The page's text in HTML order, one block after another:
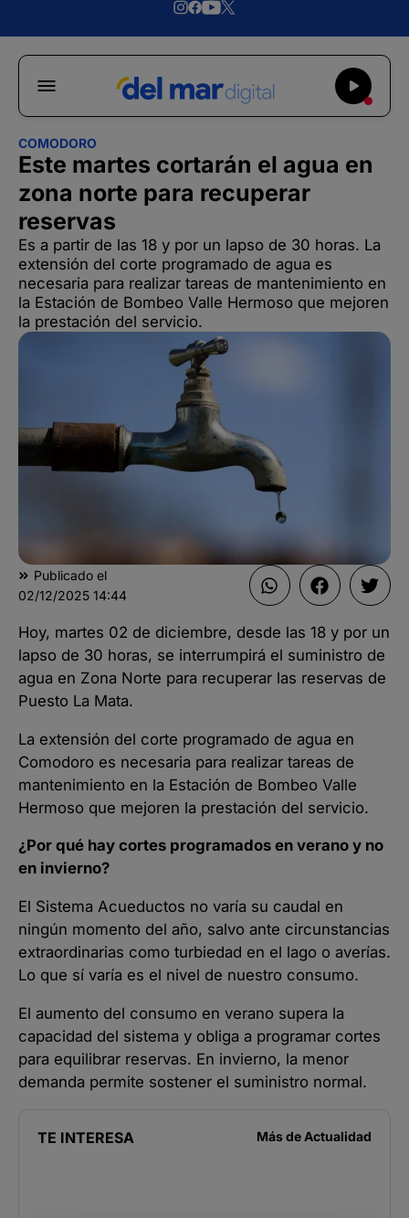
COMODORO
Este martes cortarán el agua en
zona norte para recuperar
reservas
Es a partir de las 18 y por un lapso de 30 horas. La
extensión del corte programado de agua es
necesaria para realizar tareas de mantenimiento en
la Estación de Bombeo Valle Hermoso que mejoren
la prestación del servicio.
Publicado el
02/12/2025 14:44
Hoy, martes 02 de diciembre, desde las 18 y por un
lapso de 30 horas, se interrumpirá el suministro de
agua en Zona Norte para recuperar las reservas de
Puesto La Mata.
La extensión del corte programado de agua en
Comodoro es necesaria para realizar tareas de
mantenimiento en la Estación de Bombeo Valle
Hermoso que mejoren la prestación del servicio.
¿Por qué hay cortes programados en verano y no
en invierno?
El Sistema Acueductos no varía su caudal en
ningún momento del año, salvo ante circunstancias
extraordinarias como turbiedad en el lago o averías.
Lo que sí varía es el nivel de nuestro consumo.
El aumento del consumo en verano supera la
capacidad del sistema y obliga a programar cortes
para equilibrar reservas. En invierno, la menor
demanda permite sostener el suministro normal.
TE INTERESA Más de Actualidad